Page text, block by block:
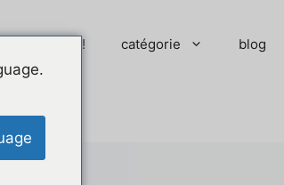
du moment ! catégorie blog